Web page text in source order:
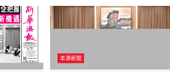
本澳新聞